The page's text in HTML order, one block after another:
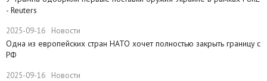
- Reuters
2025-09-16 Новости
Одна из европейских стран НАТО хочет полностью закрыть границу с
РФ
2025-09-16 Новости